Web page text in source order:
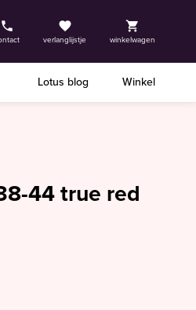
verlanglijstje winkelwagen
Lotus blog Winkel
44 true red